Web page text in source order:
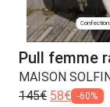
Pull femme
MAISON
145€ 58€ -60%